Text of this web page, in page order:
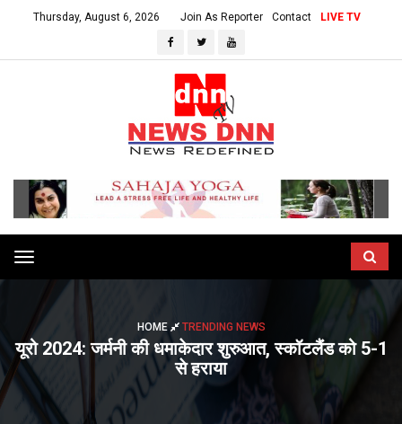
Thursday, August 6, 2026 Join As Reporter Contact LIVE TV
Toggle
navigation
HOME TRENDING NEWS
यूरो 2024: जर्मनी की धमाकेदार शुरुआत, स्कॉटलैंड को 5-1
से हराया